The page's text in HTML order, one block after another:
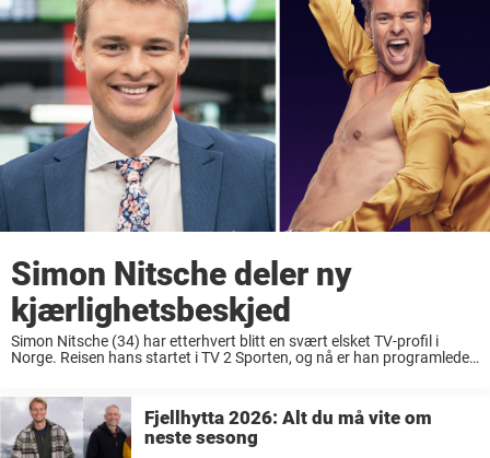
Simon Nitsche deler ny
kjærlighetsbeskjed
Simon Nitsche (34) har etterhvert blitt en svært elsket TV-profil i
Norge. Reisen hans startet i TV 2 Sporten, og nå er han programleder
Fjellhytta 2026: Alt du må vite om
neste sesong